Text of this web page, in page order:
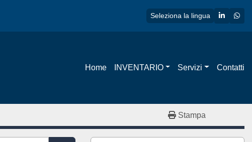
Seleziona la lingua linkedin
Home INVENTARIO Servizi Contatti
Stampa